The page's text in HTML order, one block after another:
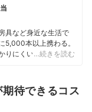
具など身近な生活で
5,000本以上携わる。
りにくい商材だから
…続きを読む
期待できるコス